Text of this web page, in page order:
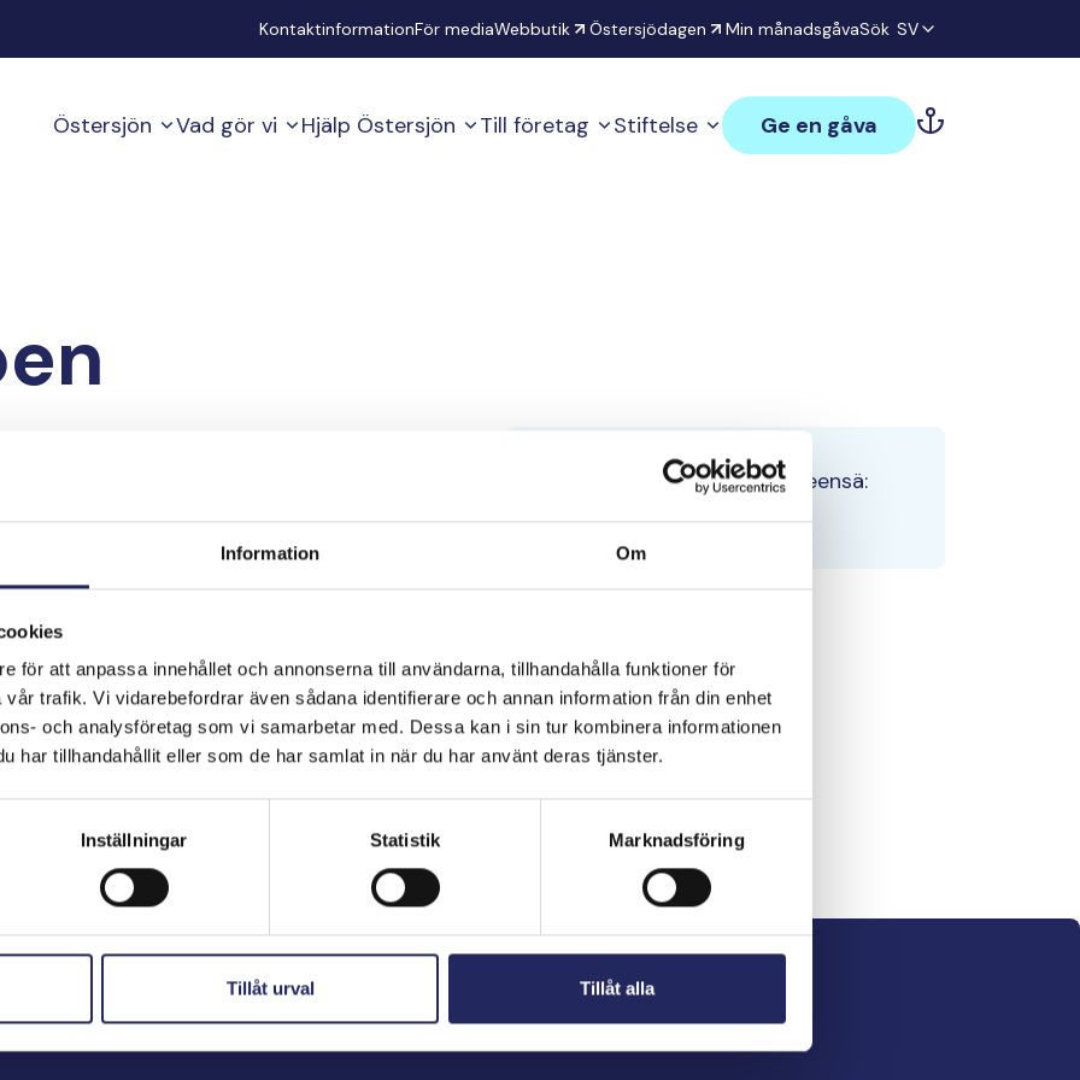
Information Om
för att anpassa innehållet och annonserna till användarna, tillhandahålla funktioner för
trafik. Vi vidarebefordrar även sådana identifierare och annan information från din enhet
och analysföretag som vi samarbetar med. Dessa kan i sin tur kombinera informationen
har tillhandahållit eller som de har samlat in när du har använt deras tjänster.
Inställningar Statistik Marknadsföring
Tillåt urval Tillåt alla
KontaktinformationFör mediaWebbutik Östersjödagen Min månadsgåvaSök SV
Östersjön Vad gör vi Hjälp Östersjön Till företag Stiftelse Ge en gåva
Tiimin lahjoitukset yhteensä:
0 €